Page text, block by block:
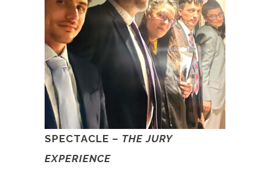
SPECTACLE – THE JURY
EXPERIENCE